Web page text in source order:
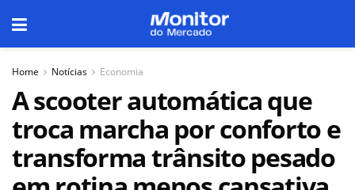
Home Notícias Economia
A scooter automática que
troca marcha por conforto e
transforma trânsito pesado